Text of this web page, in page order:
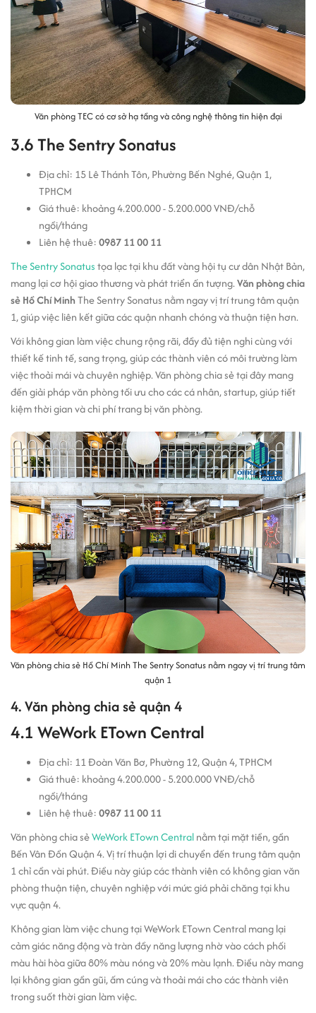
Văn phòng TEC có cơ sở hạ tầng và công nghệ thông tin hiện đại
3.6 The Sentry Sonatus
Địa chỉ: 15 Lê Thánh Tôn, Phường Bến Nghé, Quận 1,
TPHCM
Giá thuê: khoảng 4.200.000 - 5.200.000 VNĐ/chỗ
ngồi/tháng
Liên hệ thuê:0987 11 00 11
The Sentry Sonatustọa lạc tại khu đất vàng hội tụ cư dân Nhật Bản,
mang lại cơ hội giao thương và phát triển ấn tượng.Văn phòng chia
sẻ Hồ Chí MinhThe Sentry Sonatus nằm ngay vị trí trung tâm quận
1, giúp việc liên kết giữa các quận nhanh chóng và thuận tiện hơn.
Với không gian làm việc chung rộng rãi, đầy đủ tiện nghi cùng với
thiết kế tinh tế, sang trọng, giúp các thành viên có môi trường làm
việc thoải mái và chuyên nghiệp. Văn phòng chia sẻ tại đây mang
đến giải pháp văn phòng tối ưu cho các cá nhân, startup, giúp tiết
kiệm thời gian và chi phí trang bị văn phòng.
Văn phòng chia sẻ Hồ Chí Minh The Sentry Sonatus nằm ngay vị trí trung tâm
quận 1
4. Văn phòng chia sẻ quận 4
4.1 WeWork ETown Central
Địa chỉ: 11 Đoàn Văn Bơ, Phường 12, Quận 4, TPHCM
Giá thuê: khoảng 4.200.000 - 5.200.000 VNĐ/chỗ
ngồi/tháng
Liên hệ thuê:0987 11 00 11
Văn phòng chia sẻWeWork ETown Centralnằm tại mặt tiền, gần
Bến Vân Đồn Quận 4. Vị trí thuận lợi di chuyển đến trung tâm quận
1 chỉ cần vài phút. Điều này giúp các thành viên có không gian văn
phòng thuận tiện, chuyên nghiệp với mức giá phải chăng tại khu
vực quận 4.
Không gian làm việc chung tại WeWork ETown Central mang lại
cảm giác năng động và tràn đầy năng lượng nhờ vào cách phối
màu hài hòa giữa 80% màu nóng và 20% màu lạnh. Điều này mang
lại không gian gần gũi, ấm cúng và thoải mái cho các thành viên
trong suốt thời gian làm việc.